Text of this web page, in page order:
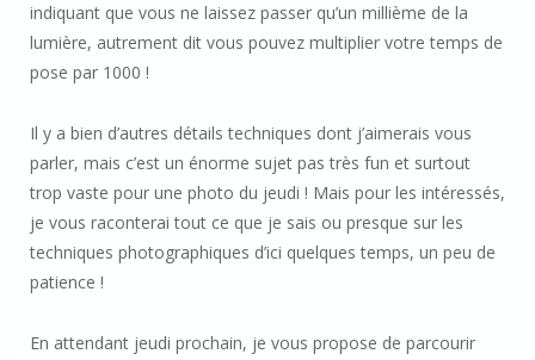
indiquant que vous ne laissez passer qu’un millième de la
lumière, autrement dit vous pouvez multiplier votre temps de
pose par 1000 !
Il y a bien d’autres détails techniques dont j’aimerais vous
parler, mais c’est un énorme sujet pas très fun et surtout
trop vaste pour une photo du jeudi ! Mais pour les intéressés,
je vous raconterai tout ce que je sais ou presque sur les
techniques photographiques d’ici quelques temps, un peu de
patience !
En attendant jeudi prochain, je vous propose de parcourir